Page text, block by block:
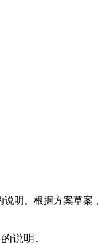
明。根据方案草案
说明。